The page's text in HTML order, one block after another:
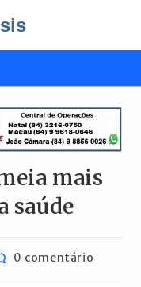
mais
saúde
0 comentário